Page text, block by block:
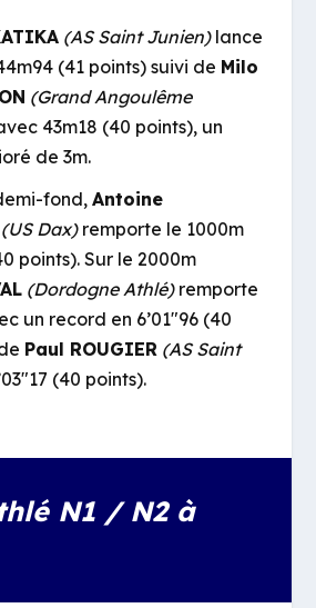
(AS Saint Junien)lance
(41 points) suivi de Milo
(Grand Angoulême
43m18 (40 points), un
de 3m.
fond, Antoine
(US Dax)remporte le 1000m
points). Sur le 2000m
(Dordogne Athlé)remporte
un record en 6’01″96 (40
Paul ROUGIER (AS Saint
(40 points).
N1 / N2 à